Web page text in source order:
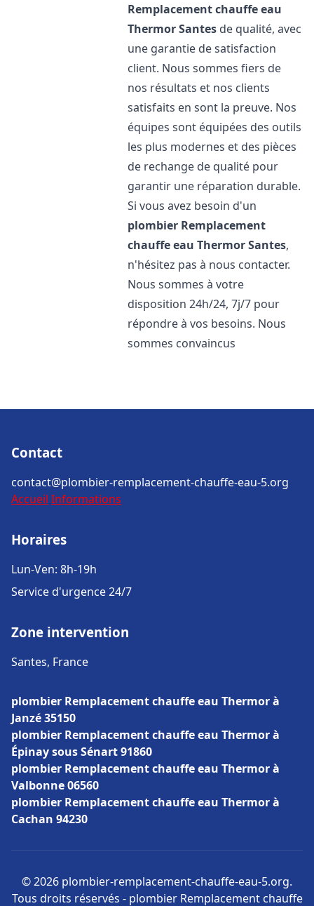
Remplacement chauffe eau
ThermorSantes de qualité, avec
une garantie de satisfaction
client. Nous sommes fiers de
nos résultats et nos clients
satisfaits en sont la preuve. Nos
équipes sont équipées des outils
les plus modernes et des pièces
de rechange de qualité pour
garantir une réparation durable.
Si vous avez besoin d'un
plombier Remplacement
chauffe eau ThermorSantes,
n'hésitez pas à nous contacter.
Nous sommes à votre
disposition 24h/24, 7j/7 pour
répondre à vos besoins. Nous
sommes convaincus
Contact
contact@plombier-remplacement-chauffe-eau-5.org
Accueil Informations
Horaires
Lun-Ven: 8h-19h
Service d'urgence 24/7
Zone intervention
Santes, France
plombier Remplacement chauffe eau Thermor à
Janzé 35150
plombier Remplacement chauffe eau Thermor à
Épinay sous Sénart 91860
plombier Remplacement chauffe eau Thermor à
Valbonne 06560
plombier Remplacement chauffe eau Thermor à
Cachan 94230
© 2026 plombier-remplacement-chauffe-eau-5.org.
Tous droits réservés - plombier Remplacement chauffe